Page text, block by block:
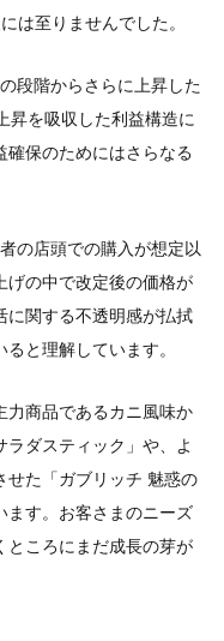
は至りませんでした。
段階からさらに上昇した
昇を吸収した利益構造に
確保のためにはさらなる
の店頭での購入が想定以
げの中で改定後の価格が
に関する不透明感が払拭
と理解しています。
力商品であるカニ風味か
ラダスティック」や、よ
せた「ガブリッチ 魅惑の
ます。お客さまのニーズ
ところにまだ成長の芽が